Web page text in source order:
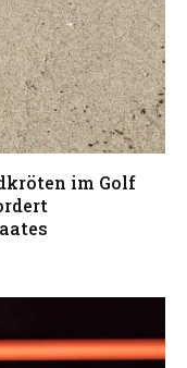
im Golf